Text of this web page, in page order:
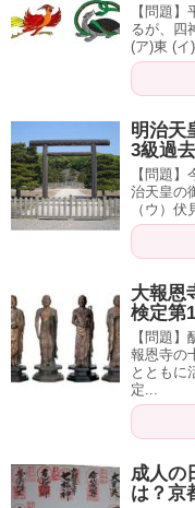
【問題
るが、四
(ア)東 (イ
明治天
3級過
【問題
治天皇の
（ウ）
大報恩
検定第
【問題
報恩寺の
とともに
定...
成人の
は？京